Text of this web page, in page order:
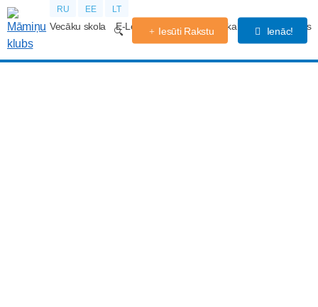
RU EE LT
Vecāku skola E-Lekcijas Grūtniecības kalendārs Forums
Iesūti Rakstu Ienāc!